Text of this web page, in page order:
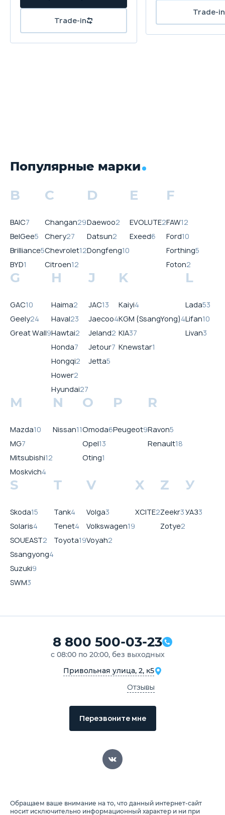
Популярные марки
B
BAIC7
BelGee5
Brilliance5
BYD1
C
Changan29
Chery27
Chevrolet12
Citroen12
D
Daewoo2
Datsun2
Dongfeng10
E
EVOLUTE2
Exeed6
F
FAW12
Ford10
Forthing5
Foton2
G
GAC10
Geely24
Great Wall9
H
Haima2
Haval23
Hawtai2
Honda7
Hongqi2
Hower2
Hyundai27
J
JAC13
Jaecoo4
Jeland2
Jetour7
Jetta5
K
Kaiyi4
KGM (SsangYong)4
KIA37
Knewstar1
L
Lada53
Lifan10
Livan3
M
Mazda10
MG7
Mitsubishi12
Moskvich4
N
Nissan11
O
Omoda6
Opel13
Oting1
P
Peugeot9
R
Ravon5
Renault18
S
Skoda15
Solaris4
SOUEAST2
Ssangyong4
Suzuki9
SWM3
T
Tank4
Tenet4
Toyota19
V
Volga3
Volkswagen19
Voyah2
X
XCITE2
Z
Zeekr3
Zotye2
У
УАЗ3
8 800 500-03-23
с 08:00 по 20:00, без выходных
Привольная улица, 2, к5
Отзывы
Перезвоните мне
Обращаем ваше внимание на то, что данный интернет-сайт
носит исключительно информационный характер и ни при